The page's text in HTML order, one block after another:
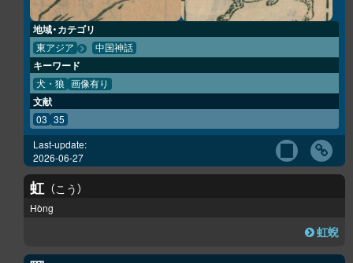
地域・カテゴリ
東アジア 中国神話
キーワード
犬・狼 画像有り
文献
03 35
Last-update:
2026-06-27
虹 こう
Hòng
虹蜺